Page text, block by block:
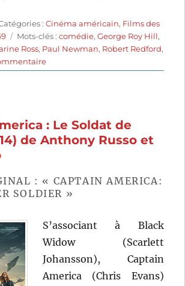
:Cinéma américain, Films des
Étiquettes
Mots-clés :comédie,George Roy Hill,
Ross, Paul Newman, Robert Redford,
sur
Butch
Kid
(1969)
Hill
: Le Soldat de
de Anthony Russo et
: « CAPTAIN AMERICA:
SOLDIER »
S’associant à Black
Widow (Scarlett
Johansson), Captain
America (Chris Evans)